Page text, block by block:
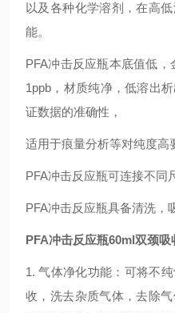
以及各种化学溶剂，在高
能。
PFA冲击反应瓶本底值低
1ppb，材质纯净，低溶出
证数据的准确性，
适用于痕量分析等对纯度高
PFA冲击反应瓶可连接不同
PFA冲击反应瓶具备清洗，
PFA冲击反应瓶60ml双颈吸
1.气体净化功能：可将不
收，洗去杂质气体，去除